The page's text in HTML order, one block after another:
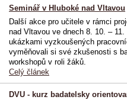
Seminář v Hluboké nad Vltavou
Další akce pro učitele v rámci
nad Vltavou ve dnech 8. 10. –
ukázkami vyzkoušených
vyměňovali si své zkušenosti s
workshopů v roli žáků.
Celý článek
DVU - kurz badatelsky